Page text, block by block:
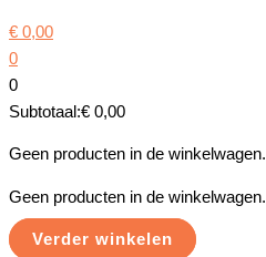
€ 0,00
0
0
Subtotaal:€ 0,00
Geen producten in de winkelwagen.
Geen producten in de winkelwagen.
Verder winkelen